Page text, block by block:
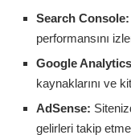
Search Console:
performansını
Google
kaynaklarını ve
AdSense:
gelirleri takip